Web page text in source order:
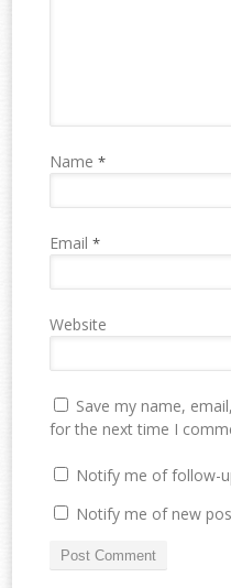
Name*
Email*
Website
Save my name,
for the next time I
Notify me of follow-
Notify me of new